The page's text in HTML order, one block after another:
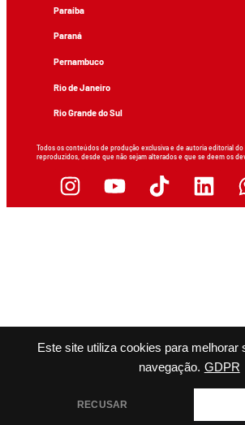
Este site utiliza cookies para melhorar
navegação. GDPR
RECUSAR
Paraíba
Paraná
Pernambuco
Rio de Janeiro
Rio Grande do Sul
Todos os conteúdos de produção exclusiva e de autoria editorial
reproduzidos, desde que não sejam alterados e que se deem os